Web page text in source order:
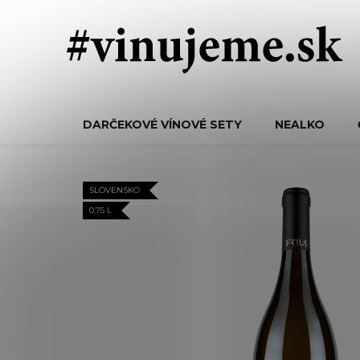
DARČEKOVÉ VÍNOVÉ SETY NEALKO
SLOVENSKO
0.75 L